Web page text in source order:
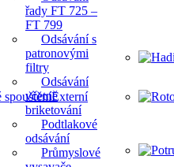
řady FT 725 –
FT 799
Odsávání s
patronovými
filtry
Odsávání
včetně
briketování
Podtlakové
odsávání
Průmyslové
Externí